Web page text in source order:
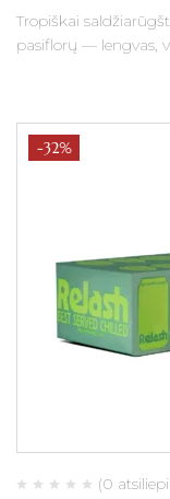
Tropiškai
pasiflorų — lengvas,
-32%
(0